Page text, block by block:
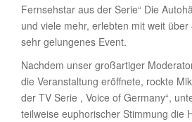
Fernsehstar aus der Serie“ Die
und viele mehr, erlebten mit weit
sehr gelungenes Event.
Nachdem unser großartiger
die Veranstaltung eröffnete, rockte
der TV Serie , Voice of Germany“,
teilweise euphorischer Stimmung die